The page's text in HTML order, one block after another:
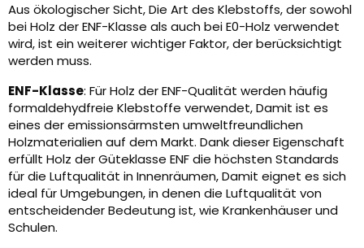
Aus ökologischer Sicht, Die Art des Klebstoffs, der sowohl
bei Holz der ENF-Klasse als auch bei E0-Holz verwendet
wird, ist ein weiterer wichtiger Faktor, der berücksichtigt
werden muss.
ENF-Klasse: Für Holz der ENF-Qualität werden häufig
formaldehydfreie Klebstoffe verwendet, Damit ist es
eines der emissionsärmsten umweltfreundlichen
Holzmaterialien auf dem Markt. Dank dieser Eigenschaft
erfüllt Holz der Güteklasse ENF die höchsten Standards
für die Luftqualität in Innenräumen, Damit eignet es sich
ideal für Umgebungen, in denen die Luftqualität von
entscheidender Bedeutung ist, wie Krankenhäuser und
Schulen.